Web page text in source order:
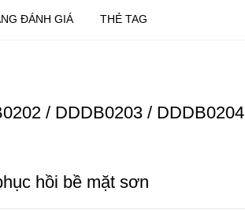
ĐÁNH GIÁ THẺ TAG
/ DDDB0203 / DDDB0204
hồi bề mặt sơn